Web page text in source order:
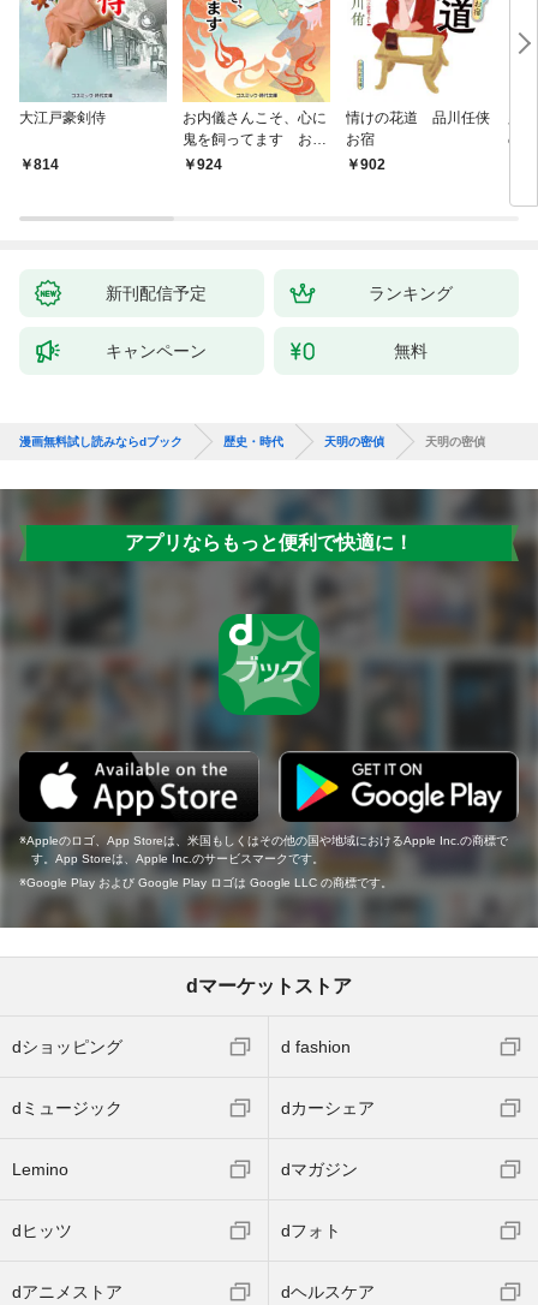
大江戸豪剣侍
814
お内儀さんこそ、心に
鬼を飼ってます おけ
いの戯作手帖
924
情けの花道 品川任侠
お宿
902
の
新刊配信予定 ランキング
キャンペーン 無料
漫画無料試し読みならdブック 歴史・時代 天明の密偵 天明の密偵
アプリならもっと便利で快適に！
Appleのロゴ、App Storeは、米国もしくはその他の国や地域におけるApple Inc.の商標で
す。App Storeは、Apple Inc.のサービスマークです。
Google Play および Google Play ロゴは Google LLC の商標です。
dマーケットストア
dショッピング d fashion
dミュージック dカーシェア
Lemino dマガジン
dヒッツ dフォト
dアニメストア dヘルスケア